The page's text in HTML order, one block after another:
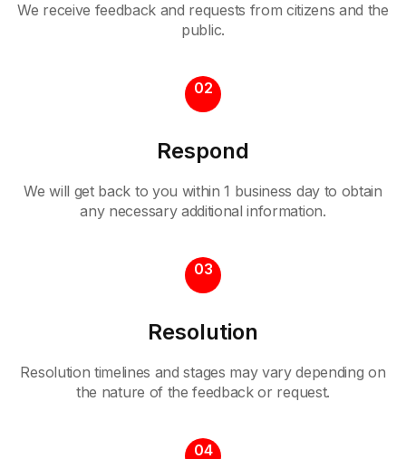
We receive feedback and requests from citizens and the
public.
02
Respond
We will get back to you within 1 business day to obtain
any necessary additional information.
03
Resolution
Resolution timelines and stages may vary depending on
the nature of the feedback or request.
04